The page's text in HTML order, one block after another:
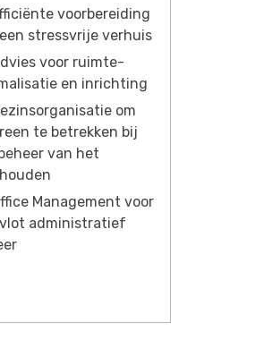
voorbereiding
stressvrije verhuis
voor ruimte-
en inrichting
om
te betrekken bij
van het
Management voor
administratief